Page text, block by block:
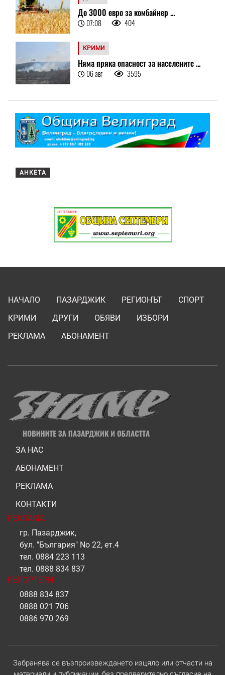
До 3000 евро за комбайнер ...
07:08 404
КРИМИ
Няма пряка опасност за населените ...
06 авг 3595
АНКЕТА
НАЧАЛО ПАЗАРДЖИК РЕГИОНЪТ
СПОРТ
КРИМИ
ДРУГИ ОБЯВИ
ИЗБОРИ
РЕКЛАМА
АБОНАМЕНТ
ЗА НАС
АБОНАМЕНТ
РЕКЛАМА
КОНТАКТИ
РЕКЛАМА
гр. Пазарджик,
бул. "България" No 22, ет.4
тел. 0884 223 113
тел. 0888 834 837
РЕПОРТЕРИ
0888 834 837
0888 021 706
0886 970 269
Забранява се възпроизвеждането изцяло или отчасти на